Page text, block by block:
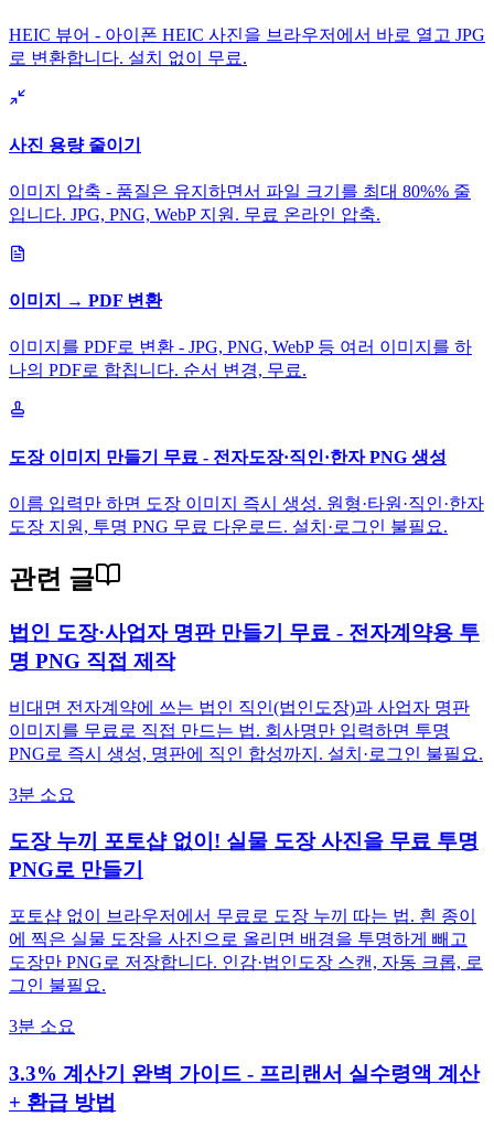
HEIC 뷰어 - 아이폰 HEIC 사진을 브라우저에서 바로 열고 JPG
로 변환합니다. 설치 없이 무료.
사진 용량 줄이기
이미지 압축 - 품질은 유지하면서 파일 크기를 최대 80%% 줄
입니다. JPG, PNG, WebP 지원. 무료 온라인 압축.
이미지 → PDF 변환
이미지를 PDF로 변환 - JPG, PNG, WebP 등 여러 이미지를 하
나의 PDF로 합칩니다. 순서 변경, 무료.
도장 이미지 만들기 무료 - 전자도장·직인·한자 PNG 생성
이름 입력만 하면 도장 이미지 즉시 생성. 원형·타원·직인·한자
도장 지원, 투명 PNG 무료 다운로드. 설치·로그인 불필요.
관련 글
법인 도장·사업자 명판 만들기 무료 - 전자계약용 투
명 PNG 직접 제작
비대면 전자계약에 쓰는 법인 직인(법인도장)과 사업자 명판
이미지를 무료로 직접 만드는 법. 회사명만 입력하면 투명
PNG로 즉시 생성, 명판에 직인 합성까지. 설치·로그인 불필요.
3분 소요
도장 누끼 포토샵 없이! 실물 도장 사진을 무료 투명
PNG로 만들기
포토샵 없이 브라우저에서 무료로 도장 누끼 따는 법. 흰 종이
에 찍은 실물 도장을 사진으로 올리면 배경을 투명하게 빼고
도장만 PNG로 저장합니다. 인감·법인도장 스캔, 자동 크롭, 로
그인 불필요.
3분 소요
3.3% 계산기 완벽 가이드 - 프리랜서 실수령액 계산
+ 환급 방법